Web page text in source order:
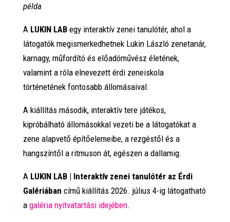
példa
A LUKIN LABegy interaktív zenei tanulótér, ahol a
látogatók megismerkedhetnek Lukin László zenetanár,
karnagy, műfordító és előadóművész életének,
valamint a róla elnevezett érdi zeneiskola
történetének fontosabb állomásaival.
A kiállítás második, interaktív tere játékos,
kipróbálható állomásokkal vezeti be a látogatókat a
zene alapvető építőelemeibe, a rezgéstől és a
hangszíntől a ritmuson át, egészen a dallamig.
A LUKIN LAB | Interaktív zenei tanulótér az Érdi
Galériában című kiállítás 2026. július 4-ig látogatható
a galéria nyitvatartási idejében.